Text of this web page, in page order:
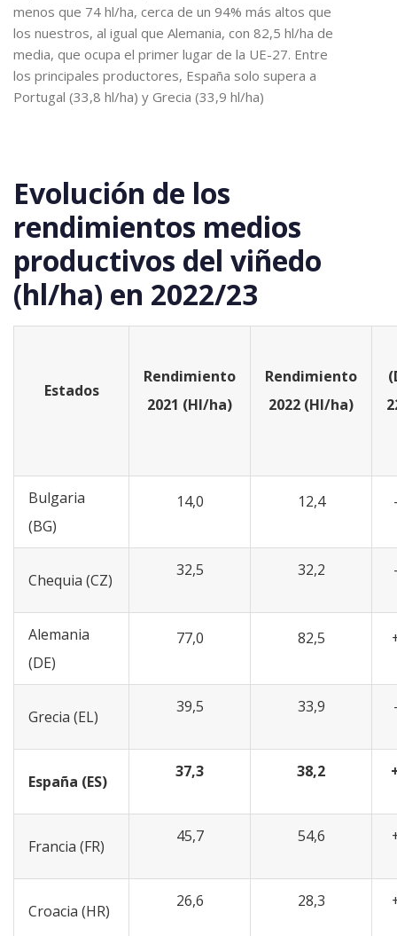
menos que 74 hl/ha, cerca de un 94% más altos que
los nuestros, al igual que Alemania, con 82,5 hl/ha de
media, que ocupa el primer lugar de la UE-27. Entre
los principales productores, España solo supera a
Portugal (33,8 hl/ha) y Grecia (33,9 hl/ha)
Evolución de los
rendimientos medios
productivos del viñedo
(hl/ha) en 2022/23
Estados
Rendimiento
2021 (Hl/ha)
Rendimiento
2022 (Hl/ha)
Bulgaria
(BG)
14,0 12,4
Chequia (CZ)
32,5 32,2
Alemania
(DE)
77,0 82,5
Grecia (EL)
39,5 33,9
España (ES)
37,3 38,2
Francia (FR)
45,7 54,6
Croacia (HR)
26,6 28,3